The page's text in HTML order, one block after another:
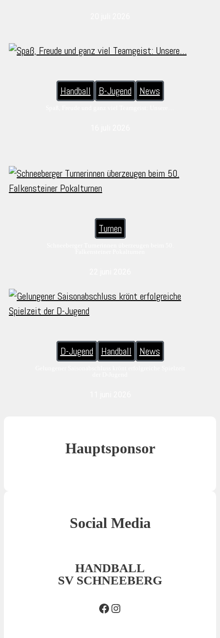
Handball B-Jugend News
Turnen
D-Jugend Handball News
Hauptsponsor
Social Media
HANDBALL
SV SCHNEEBERG
Facebook SVSInsta SVS